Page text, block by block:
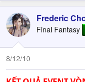
Frederic
Final Fantasy
8/12/10